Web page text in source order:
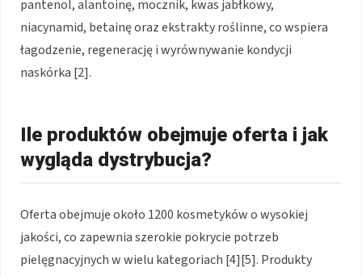
pantenol, alantoinę, mocznik, kwas jabłkowy,
niacynamid, betainę oraz ekstrakty roślinne, co wspiera
łagodzenie, regenerację i wyrównywanie kondycji
naskórka [2].
Ile produktów obejmuje oferta i jak
wygląda dystrybucja?
Oferta obejmuje około 1200 kosmetyków o wysokiej
jakości, co zapewnia szerokie pokrycie potrzeb
pielęgnacyjnych w wielu kategoriach [4][5]. Produkty